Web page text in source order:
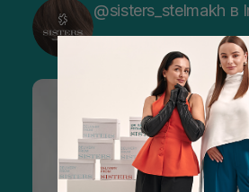
@sisters_stelmakh в